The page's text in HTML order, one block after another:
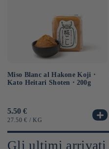
Miso Blanc al Hakone Koji ⋅
Kato Heitari Shoten ⋅ 200g
Prezzo
di
5.50 €
PREZZO
27.50 € / PER
KG
Gli ultimi arrivati